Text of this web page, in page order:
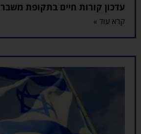
עדכון קורות חיים בתקופת משבר
קרא עוד »